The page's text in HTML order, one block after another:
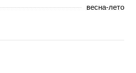
весна-лето